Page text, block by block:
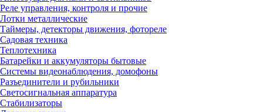
Реле управления, контроля и прочие
Лотки металлические
Таймеры, детекторы движения, фотореле
Садовая техника
Теплотехника
Батарейки и аккумуляторы бытовые
Системы видеонаблюдения, домофоны
Разъединители и рубильники
Светосигнальная аппаратура
Стабилизаторы